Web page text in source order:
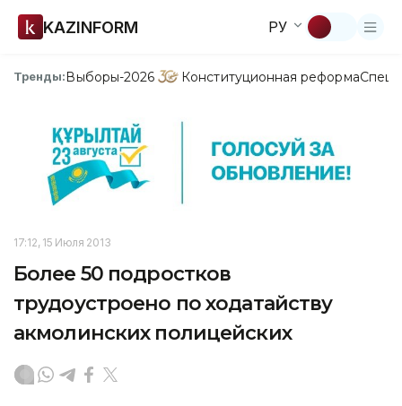
KAZINFORM РУ
Тренды:Выборы-2026 Конституционная реформа
17:12, 15 Июля 2013
Более 50 подростков
трудоустроено по ходатайству
акмолинских полицейских